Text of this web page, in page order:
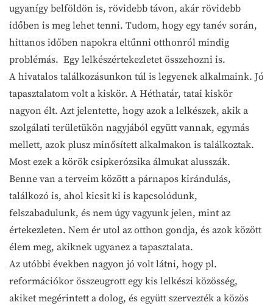
ugyanígy belföldön is, rövidebb távon, akár rövidebb
időben is meg lehet tenni. Tudom, hogy egy tanév során,
hittanos időben napokra eltűnni otthonról mindig
problémás. Egy lelkészértekezletet összehozni is.
A hivatalos találkozásunkon túl is legyenek alkalmaink. Jó
tapasztalatom volt a kiskör. A Héthatár, tatai kiskör
nagyon élt. Azt jelentette, hogy azok a lelkészek, akik a
szolgálati területükön nagyjából együtt vannak, egymás
mellett, azok plusz minősített alkalmakon is találkoztak.
Most ezek a körök csipkerózsika álmukat alusszák.
Benne van a terveim között a párnapos kirándulás,
találkozó is, ahol kicsit ki is kapcsolódunk,
felszabadulunk, és nem úgy vagyunk jelen, mint az
értekezleten. Nem ér utol az otthon gondja, és azok között
élem meg, akiknek ugyanez a tapasztalata.
Az utóbbi években nagyon jó volt látni, hogy pl.
reformációkor összeugrott egy kis lelkészi közösség,
akiket megérintett a dolog, és együtt szervezték a közös